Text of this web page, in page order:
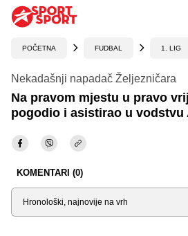
POČETNA FUDBAL 1. LIG
Nekadašnji napadač Željezničara
Na pravom mjestu u pravo
pogodio i asistirao u vodstvu
KOMENTARI (0)
Sortiraj